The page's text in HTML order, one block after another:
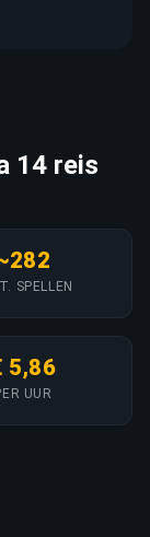
14 reis
SPELLEN
5,86
UUR